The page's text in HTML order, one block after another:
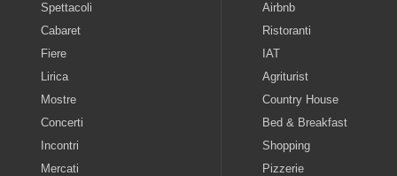
Spettacoli
Cabaret
Fiere
Lirica
Mostre
Concerti
Incontri
Mercati
Airbnb
Ristoranti
IAT
Agriturist
Country House
Bed & Breakfast
Shopping
Pizzerie